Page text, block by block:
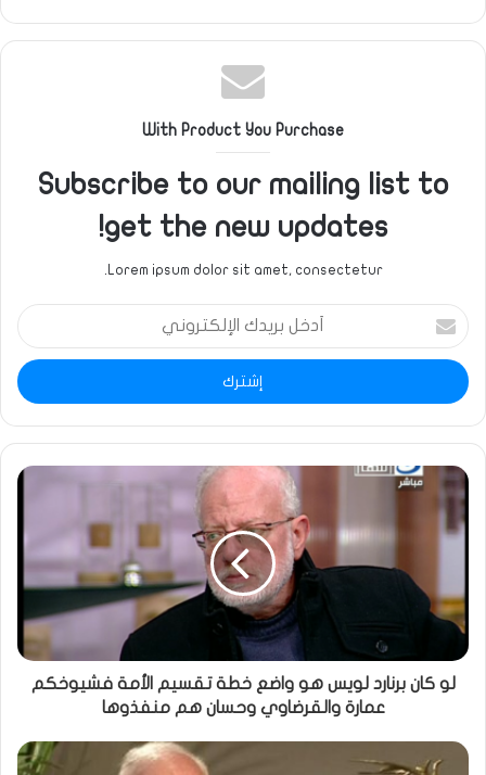
With Product You Purchase
Subscribe to our mailing list to
get the new updates!
Lorem ipsum dolor sit amet, consectetur.
أدخل
بريدك
الإلكتروني
لو كان برنارد لويس هو واضع خطة تقسيم الأمة فشيوخكم
عمارة والقرضاوي وحسان هم منفذوها